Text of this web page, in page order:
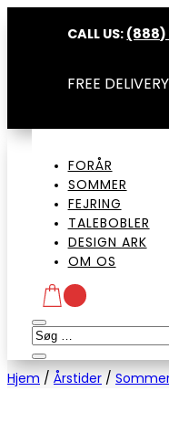
CALL US: (888)
FREE
FORÅR
SOMMER
FEJRING
TALEBOBLER
DESIGN ARK
OM OS
Hjem / Årstider /